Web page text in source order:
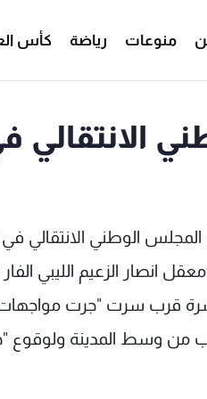
منوعات رياضة كأس
الانتقالي
الوطني الانتقالي في
انصار الزعيم الليبي
قرب سرت "جرت مواجهات
من وسط المدينة ولوقوع